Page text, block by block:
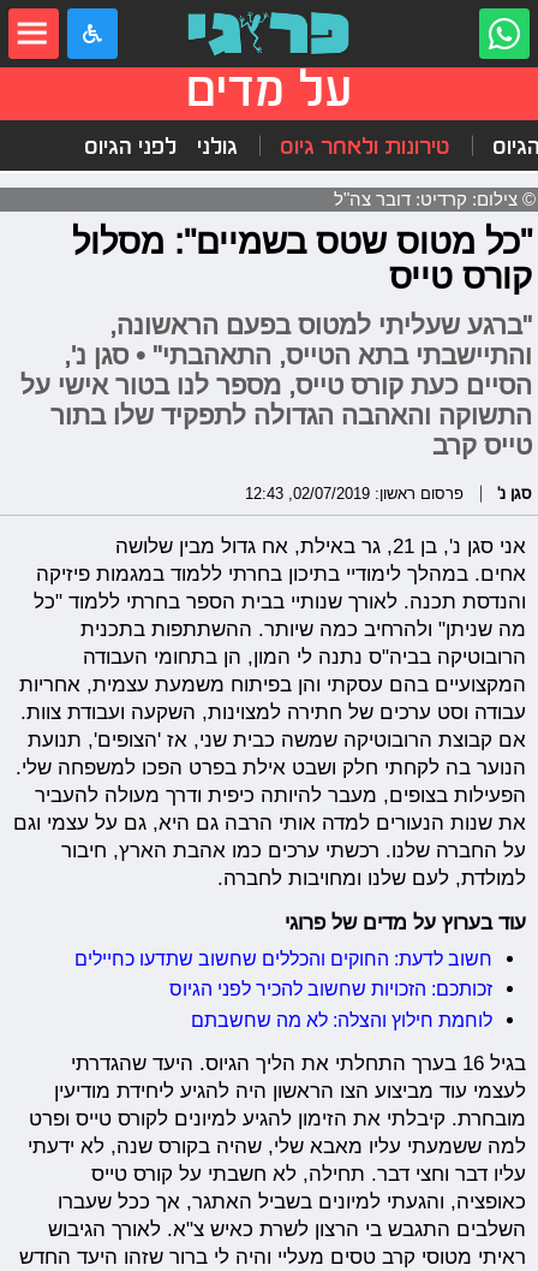
על מדים
טירונות ולאחר גיוס גולני לפני הגיוס
© צילום: קרדיט: דובר צה"ל
"כל מטוס שטס בשמיים": מסלול
קורס טייס
"ברגע שעליתי למטוס בפעם הראשונה,
והתיישבתי בתא הטייס, התאהבתי" • סגן נ',
הסיים כעת קורס טייס, מספר לנו בטור אישי על
התשוקה והאהבה הגדולה לתפקיד שלו בתור
טייס קרב
סגן נ' פרסום ראשון: 02/07/2019, 12:43
אני סגן נ', בן 21, גר באילת, אח גדול מבין שלושה
אחים. במהלך לימודיי בתיכון בחרתי ללמוד במגמות פיזיקה
והנדסת תכנה. לאורך שנותיי בבית הספר בחרתי ללמוד "כל
מה שניתן" ולהרחיב כמה שיותר. ההשתתפות בתכנית
הרובוטיקה בביה"ס נתנה לי המון, הן בתחומי העבודה
המקצועיים בהם עסקתי והן בפיתוח משמעת עצמית, אחריות
עבודה וסט ערכים של חתירה למצוינות, השקעה ועבודת צוות.
אם קבוצת הרובוטיקה שמשה כבית שני, אז 'הצופים', תנועת
הנוער בה לקחתי חלק ושבט אילת בפרט הפכו למשפחה שלי.
הפעילות בצופים, מעבר להיותה כיפית ודרך מעולה להעביר
את שנות הנעורים למדה אותי הרבה גם היא, גם על עצמי וגם
על החברה שלנו. רכשתי ערכים כמו אהבת הארץ, חיבור
למולדת, לעם שלנו ומחויבות לחברה.
עוד בערוץ על מדים של פרוגי
חשוב לדעת: החוקים והכללים שחשוב שתדעו כחיילים
זכותכם: הזכויות שחשוב להכיר לפני הגיוס
לוחמת חילוץ והצלה: לא מה שחשבתם
בגיל 16 בערך התחלתי את הליך הגיוס. היעד שהגדרתי
לעצמי עוד מביצוע הצו הראשון היה להגיע ליחידת מודיעין
מובחרת. קיבלתי את הזימון להגיע למיונים לקורס טייס ופרט
למה ששמעתי עליו מאבא שלי, שהיה בקורס שנה, לא ידעתי
עליו דבר וחצי דבר. תחילה, לא חשבתי על קורס טייס
כאופציה, והגעתי למיונים בשביל האתגר, אך ככל שעברו
השלבים התגבש בי הרצון לשרת כאיש צ"א. לאורך הגיבוש
ראיתי מטוסי קרב טסים מעליי והיה לי ברור שזהו היעד החדש